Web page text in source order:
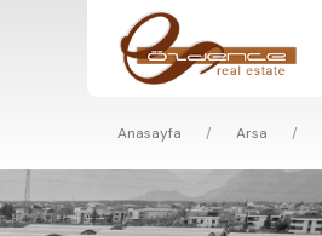
Anasayfa / Arsa /